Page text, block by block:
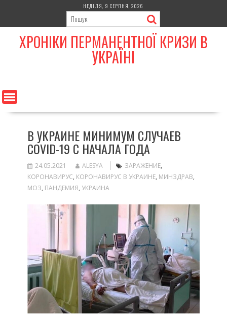
content
НЕДІЛЯ, 9 СЕРПНЯ, 2026
ХРОНІКИ ПЕРМАНЕНТНОЇ КРИЗИ В
УКРАЇНІ
В УКРАИНЕ МИНИМУМ СЛУЧАЕВ
COVID-19 С НАЧАЛА ГОДА
24.05.2021 ALESYA ЗАРАЖЕНИЕ,
КОРОНАВИРУС, КОРОНАВИРУС В УКРАИНЕ, МИНЗДРАВ,
МОЗ, ПАНДЕМИЯ, УКРАИНА